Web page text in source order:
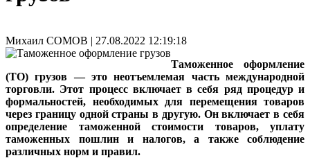
Михаил СОМОВ | 27.08.2022 12:19:18
Таможенное оформление
(ТО) грузов — это неотъемлемая часть международной
торговли. Этот процесс включает в себя ряд процедур и
формальностей, необходимых для перемещения товаров
через границу одной страны в другую. Он включает в себя
определение таможенной стоимости товаров, уплату
таможенных пошлин и налогов, а также соблюдение
различных норм и правил.